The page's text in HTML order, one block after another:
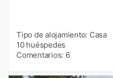
Tipo de alojamiento: Casa
10 huéspedes
Comentarios: 6